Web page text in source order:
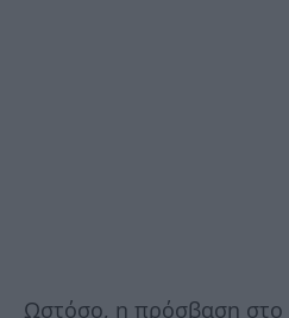
Ωστόσο, η πρόσβαση στο